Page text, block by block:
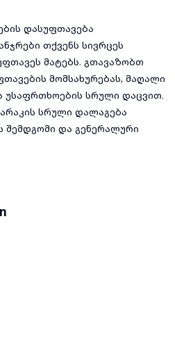
დასუფთავება
თქვენს სივრცეს
მატებს. გთავაზობთ
მომსახურებას, მაღალი
უსაფრთხოების სრული დაცვით.
სრული დალაგება
შემდგომი და გენერალური